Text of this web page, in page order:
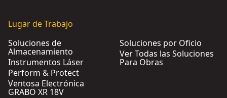
Lugar de Trabajo
Soluciones de
Almacenamiento
Instrumentos Láser
Perform & Protect
Ventosa Electrónica
GRABO XR 18V
Soluciones por Oficio
Ver Todas las Soluciones
Para Obras